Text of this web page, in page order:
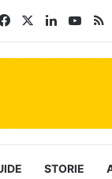
FacebookLinkedIn
You
STORIE